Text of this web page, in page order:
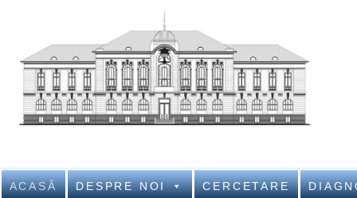
ACASĂ DESPRE NOI CERCETARE